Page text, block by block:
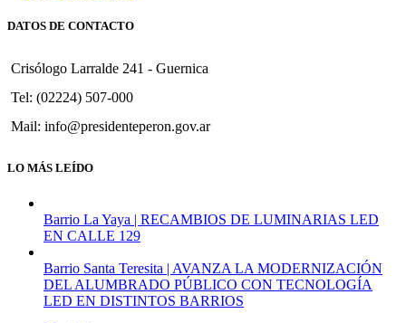
DATOS DE CONTACTO
Crisólogo Larralde 241 - Guernica
Tel: (02224) 507-000
Mail: info@presidenteperon.gov.ar
LO MÁS LEÍDO
Barrio La Yaya | RECAMBIOS DE LUMINARIAS LED
EN CALLE 129
Barrio Santa Teresita | AVANZA LA MODERNIZACIÓN
DEL ALUMBRADO PÚBLICO CON TECNOLOGÍA
LED EN DISTINTOS BARRIOS